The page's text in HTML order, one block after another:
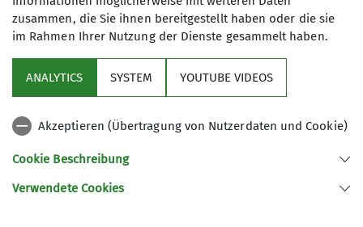
Aktuelles
Aus der DAV Welt
Sektion Aschaffenburg des Deutschen Alpenvereins e.V.
zusammen, die Sie ihnen bereitgestellt haben oder die sie
im Rahmen Ihrer Nutzung der Dienste gesammelt haben.
ANALYTICS SYSTEM YOUTUBE VIDEOS
Akzeptieren (Übertragung von Nutzerdaten und Cookie)
Cookie Beschreibung
Verwendete Cookies